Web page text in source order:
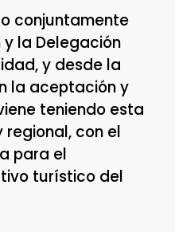
conjuntamente
y la Delegación
y desde la
la aceptación y
teniendo esta
con el
para el
turístico del